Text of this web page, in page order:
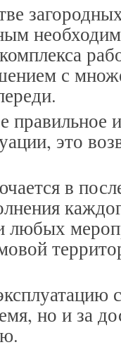
с
правильное
это
в
любых
но и за